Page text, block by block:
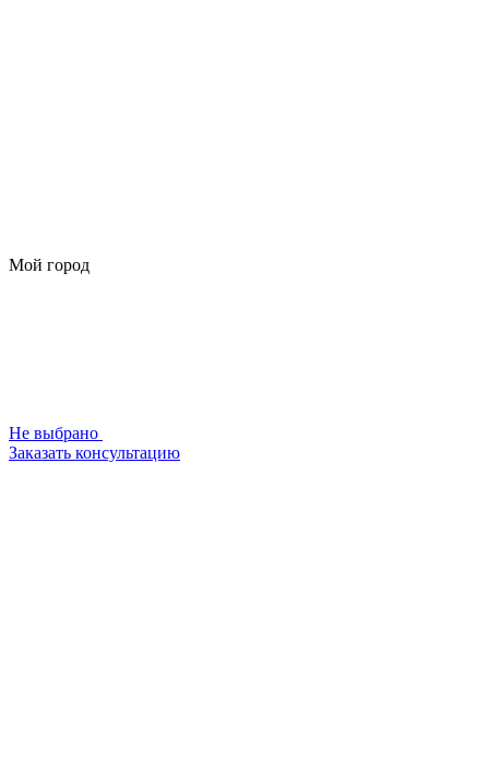
Мой город
Не выбрано
Заказать консультацию